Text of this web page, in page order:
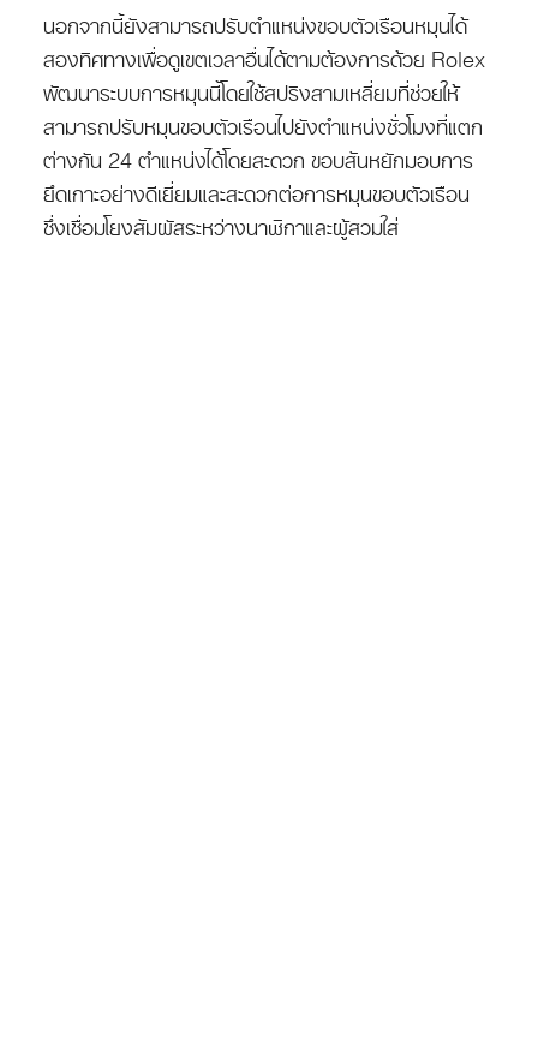
นอกจากนี้ยังสามารถปรับตำแหน่งขอบตัวเรือนหมุนได้
สองทิศทางเพื่อดูเขตเวลาอื่นได้ตามต้องการด้วย Rolex
พัฒนาระบบการหมุนนี้โดยใช้สปริงสามเหลี่ยมที่ช่วยให้
สามารถปรับหมุนขอบตัวเรือนไปยังตำแหน่งชั่วโมงที่แตก
ต่างกัน 24 ตำแหน่งได้โดยสะดวก ขอบสันหยักมอบการ
ยึดเกาะอย่างดีเยี่ยมและสะดวกต่อการหมุนขอบตัวเรือน
ซึ่งเชื่อมโยงสัมผัสระหว่างนาฬิกาและผู้สวมใส่